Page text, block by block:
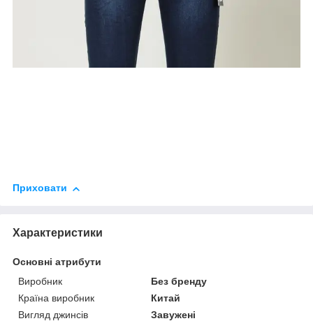
Приховати
Характеристики
Основні атрибути
Виробник
Без бренду
Країна виробник
Китай
Вигляд джинсів
Завужені